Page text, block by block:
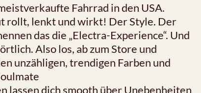
Fahrrad in den USA.
rollt, lenkt und wirkt! Der Style. Der
das die „Electra-Experience“. Und
Also los, ab zum Store und
unzähligen, trendigen Farben und
lassen dich smooth über Unebenheiten